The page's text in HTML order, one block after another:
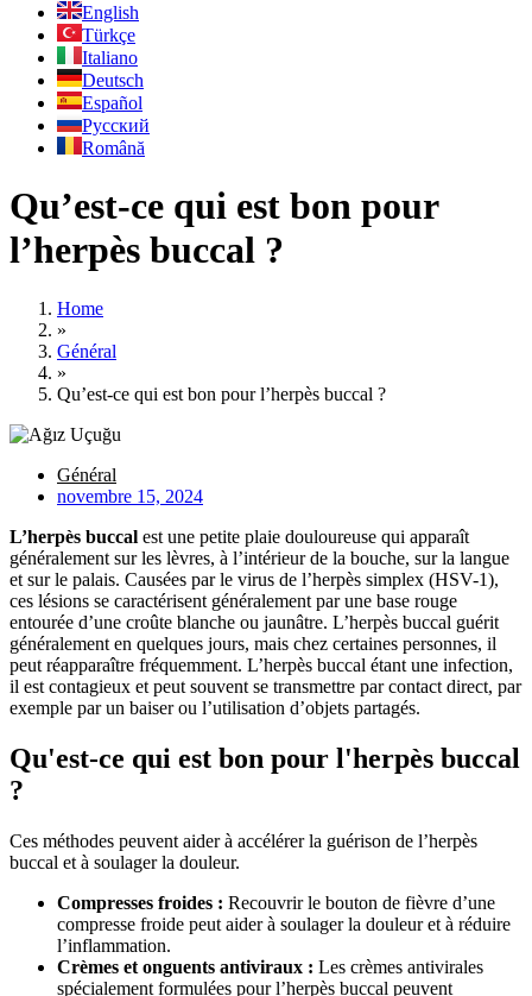
English
Türkçe
Italiano
Deutsch
Español
Русский
Română
Qu’est-ce qui est bon pour
l’herpès buccal ?
Home
»
Général
»
Qu’est-ce qui est bon pour l’herpès buccal ?
Général
novembre 15, 2024
L’herpès buccal est une petite plaie douloureuse qui apparaît
généralement sur les lèvres, à l’intérieur de la bouche, sur la langue
et sur le palais. Causées par le virus de l’herpès simplex (HSV-1),
ces lésions se caractérisent généralement par une base rouge
entourée d’une croûte blanche ou jaunâtre. L’herpès buccal guérit
généralement en quelques jours, mais chez certaines personnes, il
peut réapparaître fréquemment. L’herpès buccal étant une infection,
il est contagieux et peut souvent se transmettre par contact direct, par
exemple par un baiser ou l’utilisation d’objets partagés.
Qu'est-ce qui est bon pour l'herpès buccal
?
Ces méthodes peuvent aider à accélérer la guérison de l’herpès
buccal et à soulager la douleur.
Compresses froides : Recouvrir le bouton de fièvre d’une
compresse froide peut aider à soulager la douleur et à réduire
l’inflammation.
Crèmes et onguents antiviraux : Les crèmes antivirales
spécialement formulées pour l’herpès buccal peuvent